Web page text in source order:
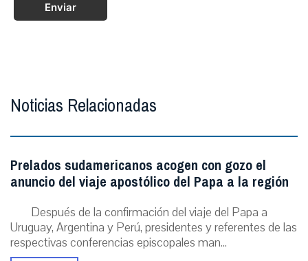
Enviar
Noticias Relacionadas
Prelados sudamericanos acogen con gozo el
anuncio del viaje apostólico del Papa a la región
Después de la confirmación del viaje del Papa a
Uruguay, Argentina y Perú, presidentes y referentes de las
respectivas conferencias episcopales man...